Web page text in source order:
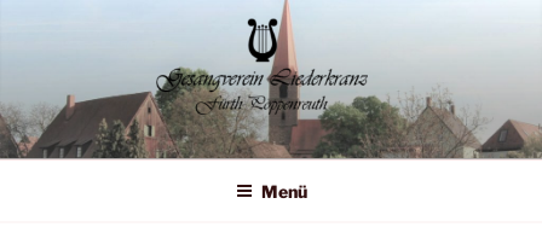
Liederkranz Poppenreuth
Menü